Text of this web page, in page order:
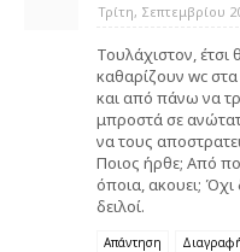
Τρίτη, Σεπτεμβρίου
Τουλάχιστον, έτσι
καθαρίζουν wc
και από πάνω να
μπροστά σε
να τους
Ποιος ήρθε; Από
όποια, ακουει; Όχι
δειλοί.
Απάντηση